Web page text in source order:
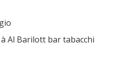
Al Barilott bar tabacchi